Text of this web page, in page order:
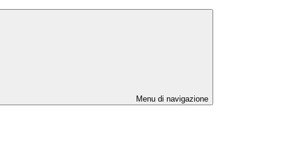
Menu di navigazione